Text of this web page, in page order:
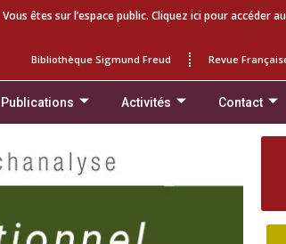
Vous êtes sur l’espace public. Cliquez ici pour accéder
Bibliothèque Sigmund Freud Revue
Publications Activités Contact